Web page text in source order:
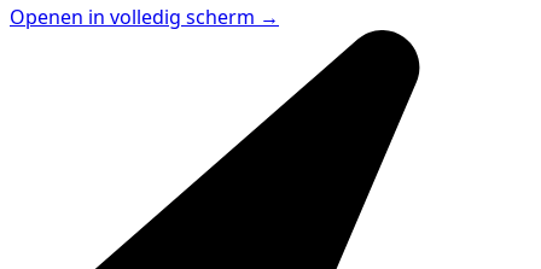
Openen in volledig scherm →